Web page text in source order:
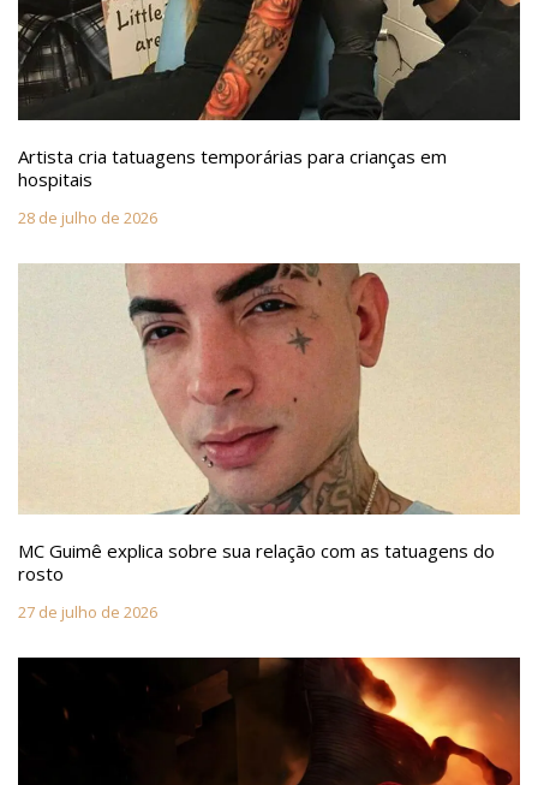
Artista cria tatuagens temporárias para crianças em
hospitais
28 de julho de 2026
MC Guimê explica sobre sua relação com as tatuagens do
rosto
27 de julho de 2026